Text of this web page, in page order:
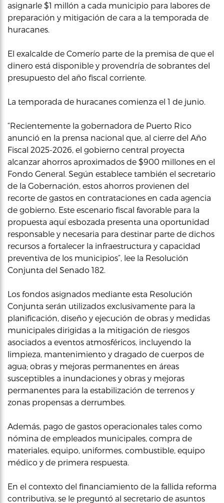
asignarle $1 millón a cada municipio para labores de
preparación y mitigación de cara a la temporada de
huracanes.
El exalcalde de Comerío parte de la premisa de que el
dinero está disponible y provendría de sobrantes del
presupuesto del año fiscal corriente.
La temporada de huracanes comienza el 1 de junio.
“Recientemente la gobernadora de Puerto Rico
anunció en la prensa nacional que, al cierre del Año
Fiscal 2025-2026, el gobierno central proyecta
alcanzar ahorros aproximados de $900 millones en el
Fondo General. Según establece también el secretario
de la Gobernación, estos ahorros provienen del
recorte de gastos en contrataciones en cada agencia
de gobierno. Este escenario fiscal favorable para la
propuesta aquí esbozada presenta una oportunidad
responsable y necesaria para destinar parte de dichos
recursos a fortalecer la infraestructura y capacidad
preventiva de los municipios”, lee la Resolución
Conjunta del Senado 182.
Los fondos asignados mediante esta Resolución
Conjunta serán utilizados exclusivamente para la
planificación, diseño y ejecución de obras y medidas
municipales dirigidas a la mitigación de riesgos
asociados a eventos atmosféricos, incluyendo la
limpieza, mantenimiento y dragado de cuerpos de
agua; obras y mejoras permanentes en áreas
susceptibles a inundaciones y obras y mejoras
permanentes para la estabilización de terrenos y
zonas propensas a derrumbes.
Además, pago de gastos operacionales tales como
nómina de empleados municipales, compra de
materiales, equipo, uniformes, combustible, equipo
médico y de primera respuesta.
En el contexto del financiamiento de la fallida reforma
contributiva, se le preguntó al secretario de asuntos